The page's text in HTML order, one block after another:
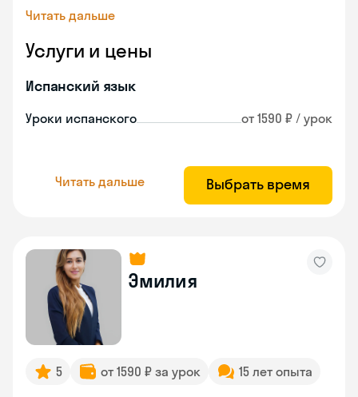
Читать дальше
Услуги и цены
Испанский язык
Уроки испанского от 1590 ₽ / урок
Читать дальше Выбрать время
Эмилия
5 от 1590 ₽ за урок 15 лет опыта